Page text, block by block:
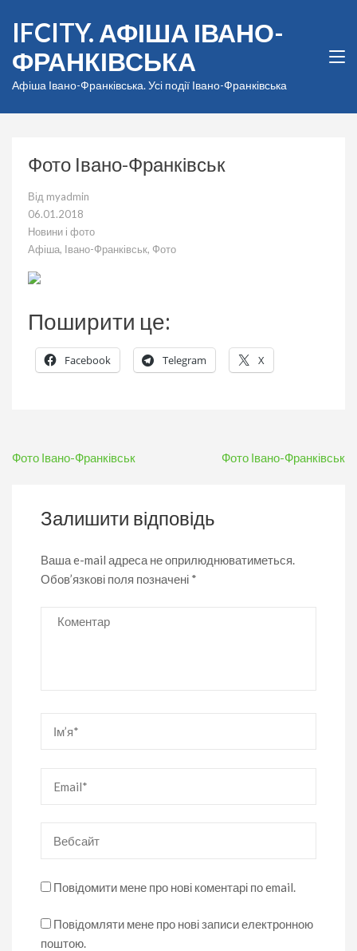
вмісту
(натисніть
Enter)
IFCITY. АФІША ІВАНО-
ФРАНКІВСЬКА
Афіша Івано-Франківська. Усі події Івано-Франківська
Фото Івано-Франківськ
Від myadmin
06.01.2018
Новини і фото
Афіша, Івано-Франківськ, Фото
Поширити це:
Facebook Telegram X
Навігація
Фото Івано-Франківськ Фото Івано-Франківськ
Залишити відповідь
Ваша e-mail адреса не оприлюднюватиметься.
Обов’язкові поля позначені *
Коментар
Повідомити мене про нові коментарі по email.
Повідомляти мене про нові записи електронною
поштою.